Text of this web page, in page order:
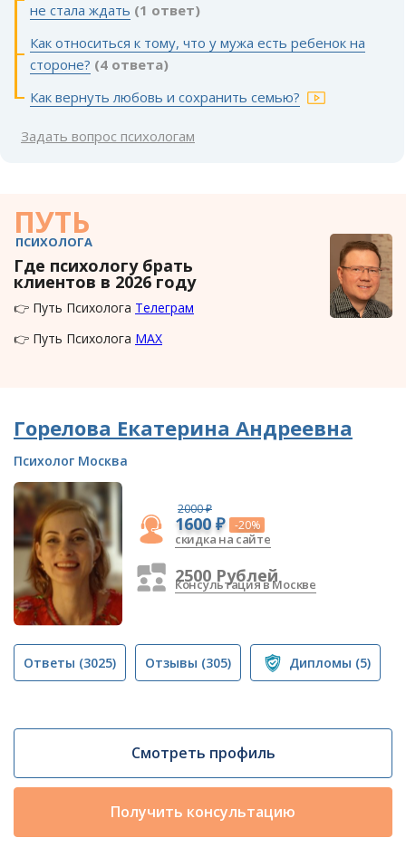
не стала ждать (1 ответ)
Как относиться к тому, что у мужа есть ребенок на
стороне? (4 ответа)
Как вернуть любовь и сохранить семью?
Задать вопрос психологам
ПУТЬ
ПСИХОЛОГА
Где психологу брать
клиентов в 2026 году
👉 Путь Психолога Телеграм
👉 Путь Психолога MAX
Горелова Екатерина Андреевна
Психолог Москва
2000 ₽
1600 ₽ -20%
скидка на сайте
2500 Рублей
Консультация в Москве
Ответы (3025) Отзывы (305) Дипломы (5)
Смотреть профиль
Получить консультацию